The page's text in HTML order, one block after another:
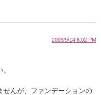
2009/9/14 6:02 PM
せんが、ファンデーションの